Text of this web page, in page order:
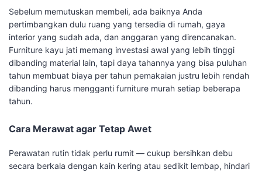
Sebelum memutuskan membeli, ada baiknya Anda
pertimbangkan dulu ruang yang tersedia di rumah, gaya
interior yang sudah ada, dan anggaran yang direncanakan.
Furniture kayu jati memang investasi awal yang lebih tinggi
dibanding material lain, tapi daya tahannya yang bisa puluhan
tahun membuat biaya per tahun pemakaian justru lebih rendah
dibanding harus mengganti furniture murah setiap beberapa
tahun.
Cara Merawat agar Tetap Awet
Perawatan rutin tidak perlu rumit — cukup bersihkan debu
secara berkala dengan kain kering atau sedikit lembap, hindari